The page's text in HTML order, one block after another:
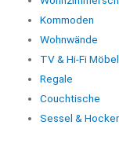
Kommoden
Wohnwände
TV & Hi-Fi Möbel
Regale
Couchtische
Sessel & Hocker